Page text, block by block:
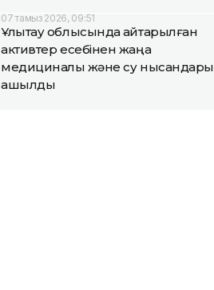
07 тамыз 2026, 09:51
Ұлытау облысында қайтарылған
активтер есебінен жаңа
медициналық және су нысандары
ашылды